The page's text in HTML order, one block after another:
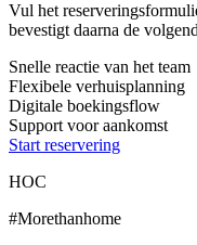
Vul het
bevestigt daarna de
Snelle reactie van het team
Flexibele verhuisplanning
Digitale boekingsflow
Support voor aankomst
Start reservering
HOC
#Morethanhome